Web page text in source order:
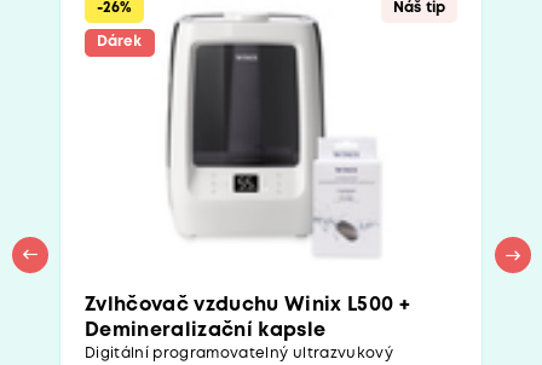
Dárek
-26% Náš tip
Zvlhčovač vzduchu Winix L500 +
Demineralizační kapsle
Digitální programovatelný ultrazvukový